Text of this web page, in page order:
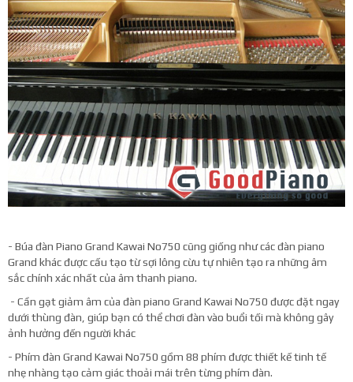
- Búa đàn Piano Grand Kawai No750 cũng giống như các đàn piano
Grand khác được cấu tạo từ sợi lông cừu tự nhiên tạo ra những âm
sắc chính xác nhất của âm thanh piano.
- Cần gạt giảm âm của đàn piano Grand Kawai No750 được đặt ngay
dưới thùng đàn, giúp bạn có thể chơi đàn vào buổi tối mà không gây
ảnh hưởng đến người khác
- Phím đàn Grand Kawai No750 gồm 88 phím được thiết kế tinh tế
nhẹ nhàng tạo cảm giác thoải mái trên từng phím đàn.